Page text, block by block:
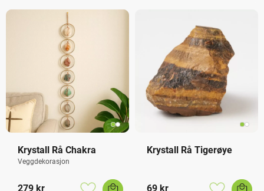
Krystall Rå Chakra
Veggdekorasjon
279 kr
Krystall Rå Tigerøye
69 kr